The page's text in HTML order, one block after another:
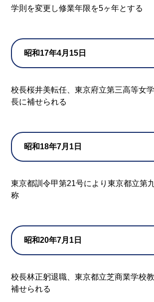
学則を変更し修業年限を5ヶ年とする
昭和17年4月15日
校長桜井美転任、東京府立第三高等女
長に補せられる
昭和18年7月1日
東京都訓令甲第21号により東京都立第
称
昭和20年7月1日
校長林正躬退職、東京都立芝商業学校
補せられる